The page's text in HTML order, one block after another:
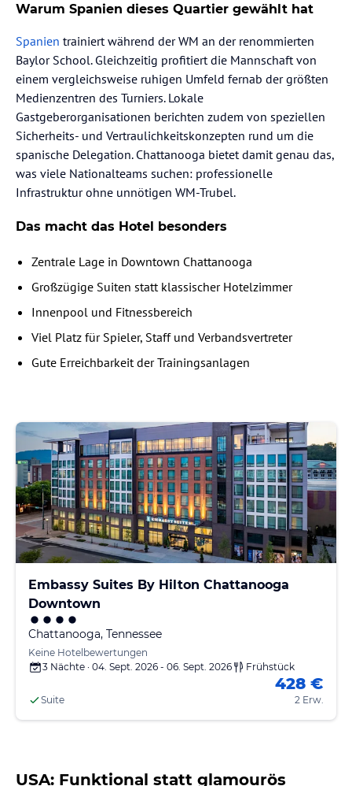
Warum Spanien dieses Quartier gewählt hat
Spanien trainiert während der WM an der renommierten
Baylor School. Gleichzeitig profitiert die Mannschaft von
einem vergleichsweise ruhigen Umfeld fernab der größten
Medienzentren des Turniers. Lokale
Gastgeberorganisationen berichten zudem von speziellen
Sicherheits- und Vertraulichkeitskonzepten rund um die
spanische Delegation. Chattanooga bietet damit genau das,
was viele Nationalteams suchen: professionelle
Infrastruktur ohne unnötigen WM-Trubel.
Das macht das Hotel besonders
Zentrale Lage in Downtown Chattanooga
Großzügige Suiten statt klassischer Hotelzimmer
Innenpool und Fitnessbereich
Viel Platz für Spieler, Staff und Verbandsvertreter
Gute Erreichbarkeit der Trainingsanlagen
Embassy Suites By Hilton Chattanooga
Downtown
Chattanooga, Tennessee
Keine Hotelbewertungen
3 Nächte · 04. Sept. 2026 - 06. Sept. 2026
Frühstück
Suite
428 €
2 Erw.
USA: Funktional statt glamourös